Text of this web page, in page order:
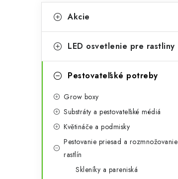
kategórie
a
e
Akcie
LED osvetlenie pre rastliny
Pestovateľské potreby
Grow boxy
Substráty a pestovateľské médiá
Květináče a podmisky
Pestovanie priesad a rozmnožovanie
rastlín
Skleníky a pareniská